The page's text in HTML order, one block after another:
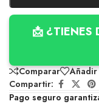
📩 ¿TIENES
Comparar
Compartir:
Pago seguro